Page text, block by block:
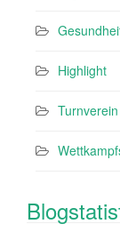
Highlight
Turnverein